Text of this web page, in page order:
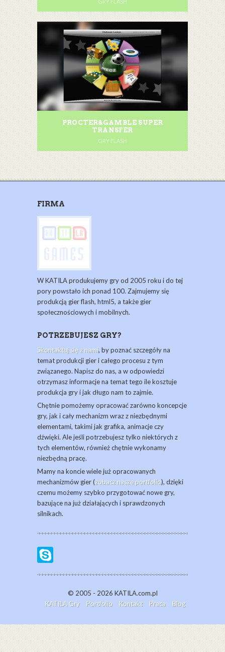
GRY FLASH
PROCTER&GAMBLE SUPER
TRANSFER
GRY FLASH
FIRMA
W KATILA produkujemy gry od 2005 roku i do tej
pory powstało ich ponad 100. Zajmujemy się
produkcją gier flash, html5, a także gier
społecznościowych i mobilnych.
POTRZEBUJESZ GRY?
Skontaktuj się z nami, by poznać szczegóły na
temat produkcji gier i całego procesu z tym
związanego. Napisz do nas, a w odpowiedzi
otrzymasz informacje na temat tego ile kosztuje
produkcja gry i jak długo nam to zajmie.
Chętnie pomożemy opracować zarówno koncepcje
gry, jak i cały mechanizm wraz z niezbędnymi
elementami, takimi jak grafika, animacje czy
dźwięki. Ale jeśli potrzebujesz tylko niektórych z
tych elementów, również chętnie wykonamy
niezbędną pracę.
Mamy na koncie wiele już opracowanych
mechanizmów gier (zobacz nasze portfolio), dzięki
czemu możemy szybko przygotować nowe gry,
bazujące na już działających i sprawdzonych
silnikach.
© 2005 - 2026 KATILA.com.pl
KATILA Gry
Portfolio Kontakt Praca Blog